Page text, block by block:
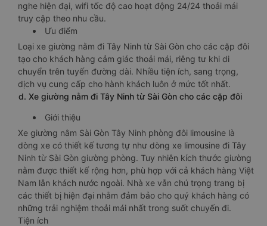
nghe hiện đại, wifi tốc độ cao hoạt động 24/24 thoải mái
truy cập theo nhu cầu.
Ưu điểm
Loại xe giường nằm đi Tây Ninh từ Sài Gòn cho các cặp đôi
tạo cho khách hàng cảm giác thoải mái, riêng tư khi di
chuyển trên tuyến đường dài. Nhiều tiện ích, sang trọng,
dịch vụ cung cấp cho hành khách luôn ở mức tốt nhất.
d. Xe giường nằm đi Tây Ninh từ Sài Gòn cho các cặp đôi
Giới thiệu
Xe giường nằm Sài Gòn Tây Ninh phòng đôi limousine là
dòng xe có thiết kế tương tự như dòng xe limousine đi Tây
Ninh từ Sài Gòn giường phòng. Tuy nhiên kích thước giường
nằm được thiết kế rộng hơn, phù hợp với cả khách hàng Việt
Nam lẫn khách nước ngoài. Nhà xe vẫn chú trọng trang bị
các thiết bị hiện đại nhằm đảm bảo cho quý khách hàng có
những trải nghiệm thoải mái nhất trong suốt chuyến đi.
Tiện ích